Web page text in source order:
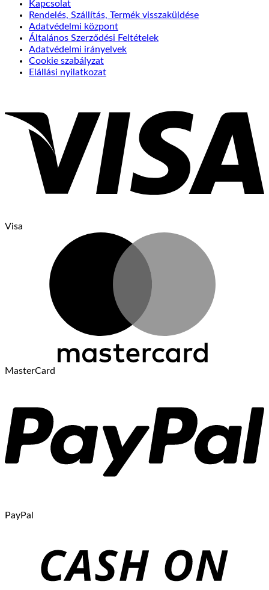
Kapcsolat
Rendelés, Szállítás, Termék visszaküldése
Adatvédelmi központ
Általános Szerződési Feltételek
Adatvédelmi irányelvek
Cookie szabályzat
Elállási nyilatkozat
Visa
MasterCard
PayPal